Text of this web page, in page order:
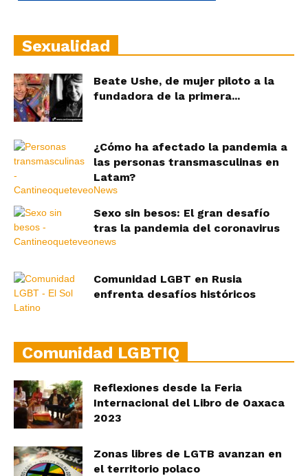
Sexualidad
Beate Ushe, de mujer piloto a la
fundadora de la primera...
¿Cómo ha afectado la pandemia a
las personas transmasculinas en
Latam?
Sexo sin besos: El gran desafío
tras la pandemia del coronavirus
Comunidad LGBT en Rusia
enfrenta desafíos históricos
Comunidad LGBTIQ
Reflexiones desde la Feria
Internacional del Libro de Oaxaca
2023
Zonas libres de LGTB avanzan en
el territorio polaco